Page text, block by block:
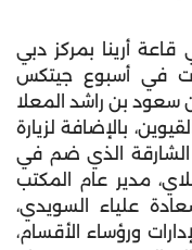
أرينا بمركز دبي
في أسبوع جيتكس
صقر بن سعود بن راشد المعلا
بالإضافة لزيارة
الشارقة الذي ضم في
مدير عام المكتب
علياء السويدي،
ورؤساء الأقسام،